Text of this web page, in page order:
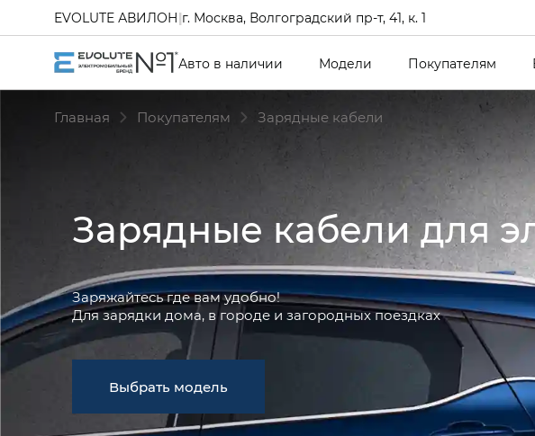
EVOLUTE АВИЛОН|г. Москва, Волгоградский пр-т, 41, к. 1
Авто в наличии Модели Покупателям
Главная Покупателям Зарядные кабели
Зарядные кабели для
Заряжайтесь где вам удобно!
Для зарядки дома, в городе и загородных поездках
Выбрать модель